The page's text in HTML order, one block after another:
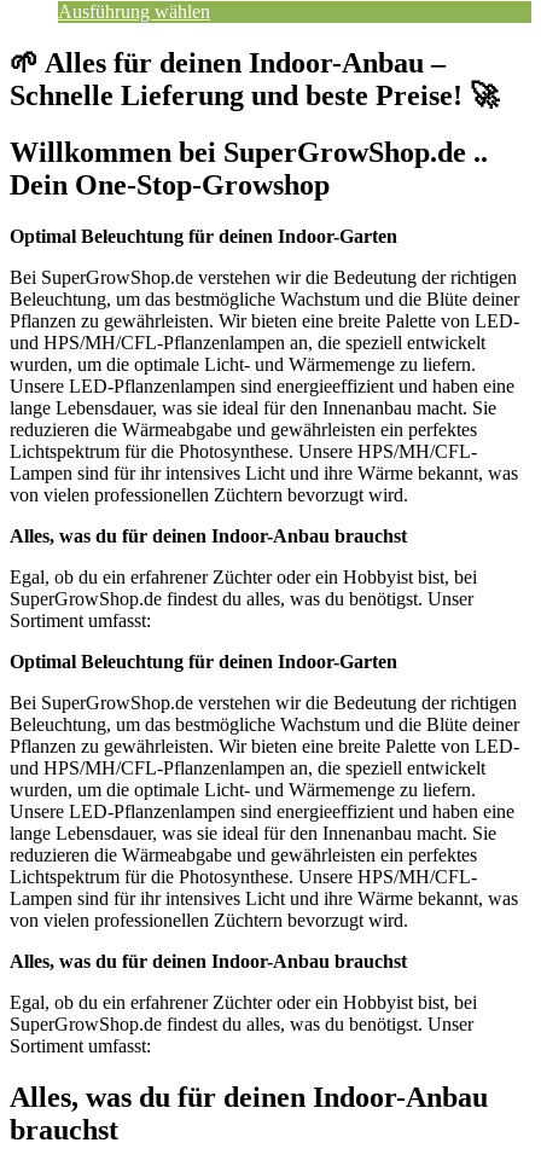
Ausführung wählen
🌱 Alles für deinen Indoor-Anbau –
Schnelle Lieferung und beste Preise! 🚀
Willkommen bei SuperGrowShop.de ..
Dein One-Stop-Growshop
Optimal Beleuchtung für deinen Indoor-Garten
Bei SuperGrowShop.de verstehen wir die Bedeutung der richtigen
Beleuchtung, um das bestmögliche Wachstum und die Blüte deiner
Pflanzen zu gewährleisten. Wir bieten eine breite Palette von LED-
und HPS/MH/CFL-Pflanzenlampen an, die speziell entwickelt
wurden, um die optimale Licht- und Wärmemenge zu liefern.
Unsere LED-Pflanzenlampen sind energieeffizient und haben eine
lange Lebensdauer, was sie ideal für den Innenanbau macht. Sie
reduzieren die Wärmeabgabe und gewährleisten ein perfektes
Lichtspektrum für die Photosynthese. Unsere HPS/MH/CFL-
Lampen sind für ihr intensives Licht und ihre Wärme bekannt, was
von vielen professionellen Züchtern bevorzugt wird.
Alles, was du für deinen Indoor-Anbau brauchst
Egal, ob du ein erfahrener Züchter oder ein Hobbyist bist, bei
SuperGrowShop.de findest du alles, was du benötigst. Unser
Sortiment umfasst:
Optimal Beleuchtung für deinen Indoor-Garten
Bei SuperGrowShop.de verstehen wir die Bedeutung der richtigen
Beleuchtung, um das bestmögliche Wachstum und die Blüte deiner
Pflanzen zu gewährleisten. Wir bieten eine breite Palette von LED-
und HPS/MH/CFL-Pflanzenlampen an, die speziell entwickelt
wurden, um die optimale Licht- und Wärmemenge zu liefern.
Unsere LED-Pflanzenlampen sind energieeffizient und haben eine
lange Lebensdauer, was sie ideal für den Innenanbau macht. Sie
reduzieren die Wärmeabgabe und gewährleisten ein perfektes
Lichtspektrum für die Photosynthese. Unsere HPS/MH/CFL-
Lampen sind für ihr intensives Licht und ihre Wärme bekannt, was
von vielen professionellen Züchtern bevorzugt wird.
Alles, was du für deinen Indoor-Anbau brauchst
Egal, ob du ein erfahrener Züchter oder ein Hobbyist bist, bei
SuperGrowShop.de findest du alles, was du benötigst. Unser
Sortiment umfasst:
Alles, was du für deinen Indoor-Anbau
brauchst